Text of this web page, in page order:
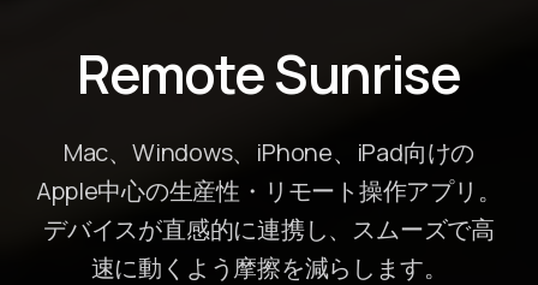
Remote Sunrise
Mac、Windows、iPhone、iPad向けの
Apple中心の生産性・リモート操作アプリ。
デバイスが直感的に連携し、スムーズで高
速に動くよう摩擦を減らします。